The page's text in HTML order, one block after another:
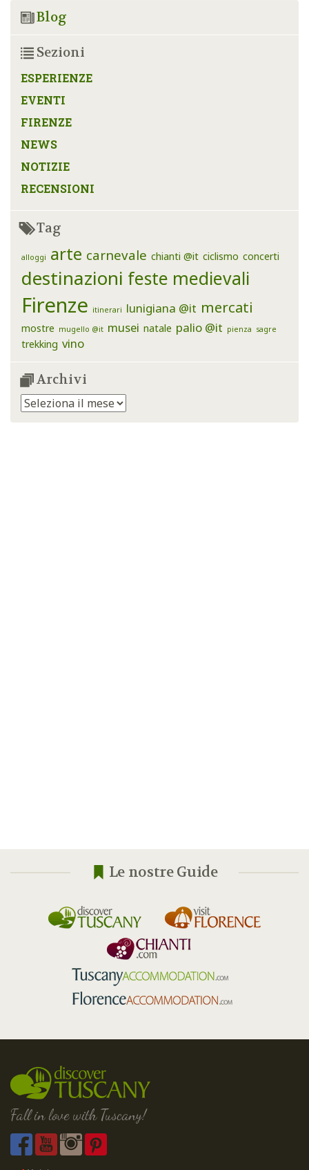
Blog
Sezioni
ESPERIENZE
EVENTI
FIRENZE
NEWS
NOTIZIE
RECENSIONI
Tag
alloggi arte carnevale chianti @it ciclismo concerti
destinazioni feste medievali
Firenze itinerari lunigiana @it mercati
mostre mugello @it musei natale palio @it pienza sagre
trekking vino
Archivi
Archivi
Le nostre Guide
Fall in love with Tuscany!